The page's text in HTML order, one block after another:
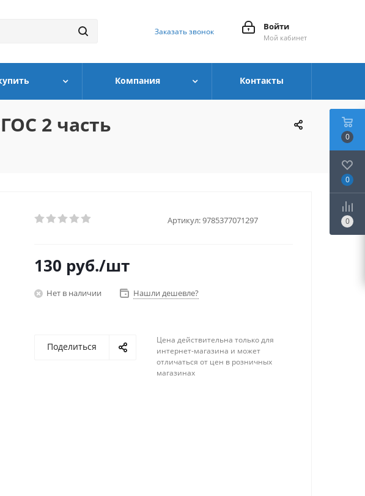
Войти
Мой кабинет
Заказать звонок
Компания Контакты
2 часть
Артикул:9785377071297
130 руб./шт
Нет в наличии Нашли дешевле?
Поделиться
Цена действительна только для
интернет-магазина и может
отличаться от цен в розничных
магазинах
0
0
0